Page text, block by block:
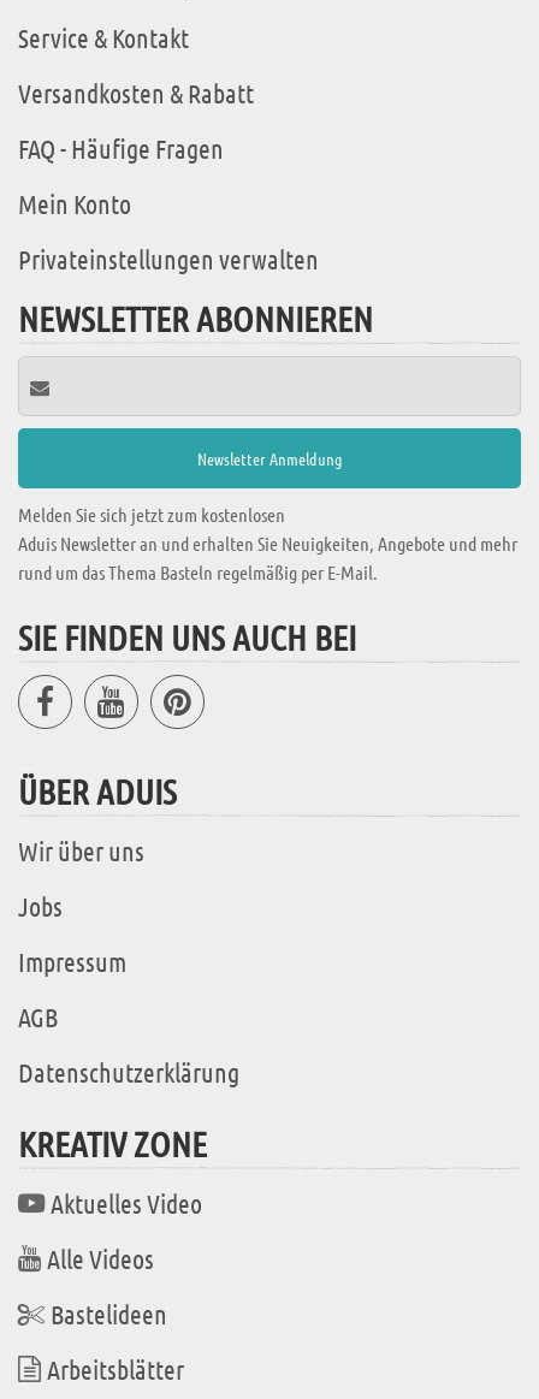
Service & Kontakt
Versandkosten & Rabatt
FAQ - Häufige Fragen
Mein Konto
Privateinstellungen verwalten
NEWSLETTER ABONNIEREN
Melden Sie sich jetzt zum kostenlosen
Aduis Newsletter an und erhalten Sie Neuigkeiten, Angebote und mehr
rund um das Thema Basteln regelmäßig per E-Mail.
SIE FINDEN UNS AUCH BEI
ÜBER ADUIS
Wir über uns
Jobs
Impressum
AGB
Datenschutzerklärung
KREATIV ZONE
Aktuelles Video
Alle Videos
Bastelideen
Arbeitsblätter